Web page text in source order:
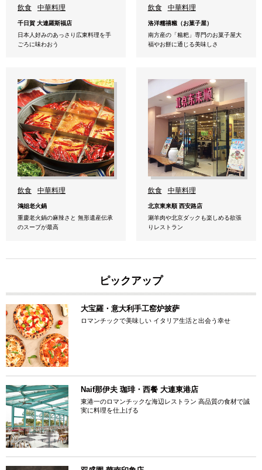
飲食 中華料理
千日賀 大連羅斯福店
日本人好みのあっさり広東料理を手
ごろに味わおう
飲食 中華料理
洛洋糯禧糍（お菓子屋）
南方産の「糍粑」専門のお菓子屋大
福やお餅に通じる美味しさ
飲食 中華料理
鴻姐老火鍋
重慶老火鍋の麻辣さと 無形遺産伝承
のスープが最高
飲食 中華料理
北京東来順 西安路店
涮羊肉や北京ダックも楽しめる欲張
りレストラン
ピックアップ
大宝羅・意大利手工窑炉披萨
ロマンチックで美味しい イタリア生活と出会う幸せ
Naif那伊夫 珈琲・西餐 大連東港店
東港一のロマンチックな海辺レストラン 高品質の食材で誠
実に料理を仕上げる